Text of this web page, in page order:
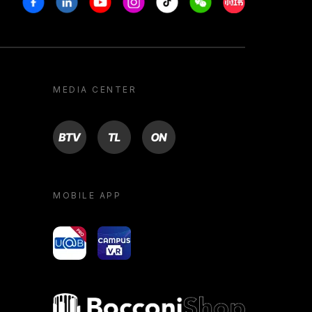
MEDIA CENTER
BTV TL ON
MOBILE APP
yoU@B Campus VR
Bocconi shop